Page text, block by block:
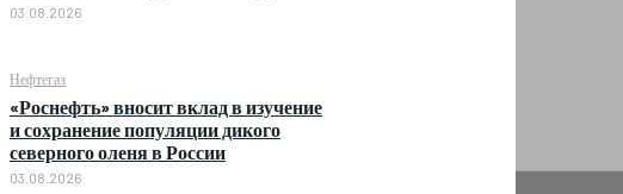
03.08.2026
Нефтегаз
«Роснефть» вносит вклад в изучение
и сохранение популяции дикого
северного оленя в России
03.08.2026